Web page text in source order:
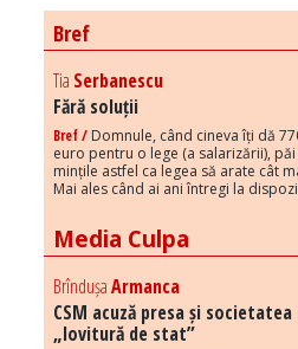
Bref
Tia Serbanescu
Fără soluții
Bref / Domnule, când cineva îți dă
euro pentru o lege (a salarizării),
mințile astfel ca legea să arate cât
Mai ales când ai ani întregi la
Media Culpa
BrîndușaArmanca
CSM acuză presa și
„lovitură de stat”